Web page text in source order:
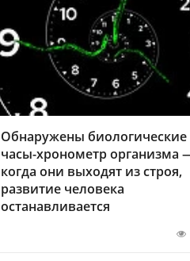
Обнаружены биологические
часы-хронометр организма
когда они выходят из строя,
развитие человека
останавливается